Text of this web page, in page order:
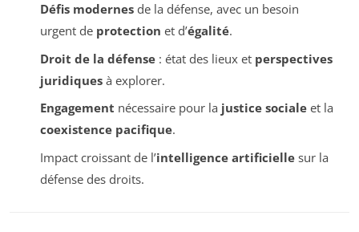
Défis modernesde la défense, avec un besoin
urgent de protection et d’égalité.
Droit de la défense: état des lieux et perspectives
juridiquesà explorer.
Engagement nécessaire pour la justice socialeet la
coexistence pacifique.
Impact croissant de l’intelligence artificiellesur la
défense des droits.